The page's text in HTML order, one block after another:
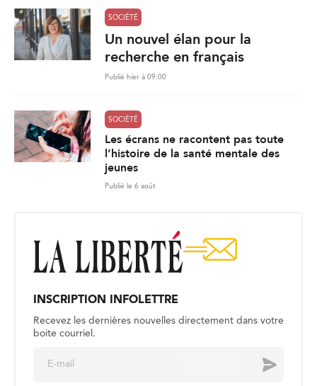
SOCIÉTÉ
Un nouvel élan pour la
recherche en français
Publié hier à 09:00
SOCIÉTÉ
Les écrans ne racontent pas toute
l’histoire de la santé mentale des
jeunes
Publié le 6 août
INSCRIPTION INFOLETTRE
Recevez les dernières nouvelles directement dans votre
boite courriel.
Envoyer